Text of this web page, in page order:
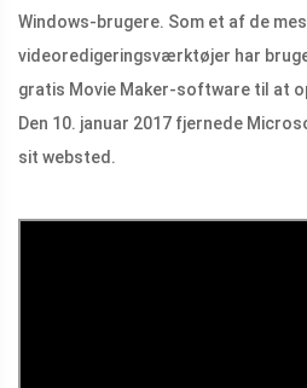
Windows-brugere. Som et af de
videoredigeringsværktøjer har
gratis Movie Maker-software til at
Den 10. januar 2017 fjernede
sit websted.